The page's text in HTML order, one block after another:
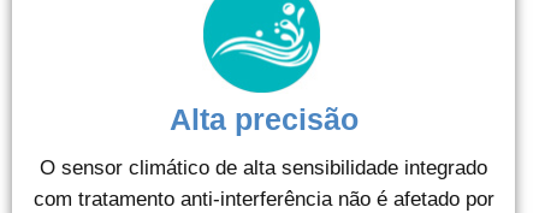
Alta precisão
O sensor climático de alta sensibilidade integrado
com tratamento anti-interferência não é afetado por